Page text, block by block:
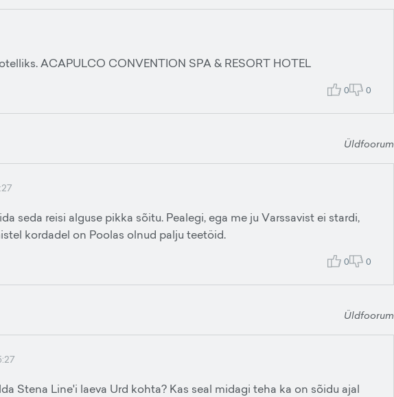
ACAPULCO CONVENTION SPA & RESORT HOTEL
0 0
Üldfoorum
seda reisi alguse pikka sõitu. Pealegi, ega me ju Varssavist ei stardi,
kordadel on Poolas olnud palju teetöid.
0 0
Üldfoorum
Stena Line'i laeva Urd kohta? Kas seal midagi teha ka on sõidu ajal